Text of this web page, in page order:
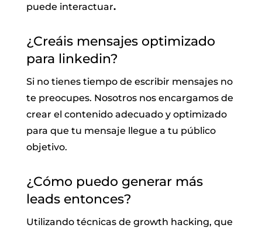
puede interactuar.
¿Creáis mensajes optimizado
para linkedin?
Si no tienes tiempo de escribir mensajes no
te preocupes. Nosotros nos encargamos de
crear el contenido adecuado y optimizado
para que tu mensaje llegue a tu público
objetivo.
¿Cómo puedo generar más
leads entonces?
Utilizando técnicas de growth hacking, que